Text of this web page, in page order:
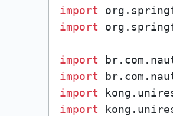
import
import
import
import
import
import